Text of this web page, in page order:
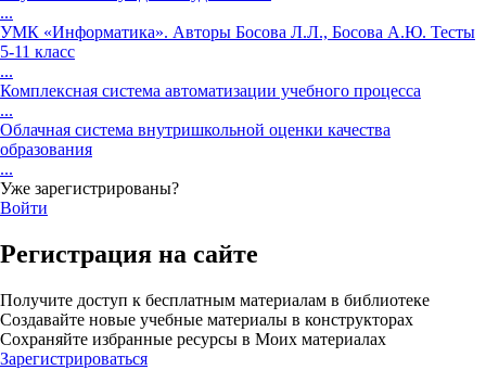
...
УМК «Информатика». Авторы Босова Л.Л., Босова А.Ю. Тесты
5-11 класс
...
Комплексная система автоматизации учебного процесса
...
Облачная система внутришкольной оценки качества
образования
...
Уже зарегистрированы?
Войти
Регистрация на сайте
Получите доступ к бесплатным материалам в библиотеке
Создавайте новые учебные материалы в конструкторах
Сохраняйте избранные ресурсы в Моих материалах
Зарегистрироваться